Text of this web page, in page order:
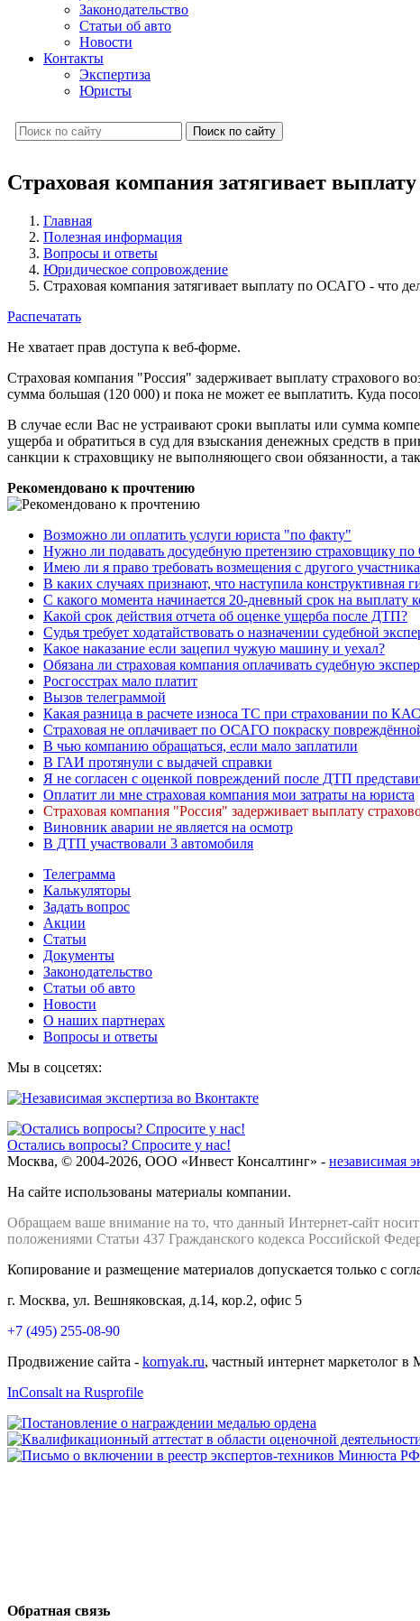
Законодательство
Статьи об авто
Новости
Контакты
Экспертиза
Юристы
Поиск по сайту
Страховая компания затягивает
Главная
Полезная информация
Вопросы и ответы
Юридическое сопровождение
Страховая компания затягивает выплату по ОСАГО - что
Распечатать
Не хватает прав доступа к веб-форме.
Страховая компания "Россия" задерживает выплату
сумма большая (120 000) и пока не может ее выплатить. Куда
В случае если Вас не устраивают сроки выплаты или сумма
ущерба и обратиться в суд для взыскания денежных средств в
санкции к страховщику не выполняющего свои обязанности, а
Рекомендовано к прочтению
Возможно ли оплатить услуги юриста "по факту"
Нужно ли подавать досудебную претензию страховщику
Имею ли я право требовать возмещения с другого
В каких случаях признают, что наступила конструктивная
С какого момента начинается 20-дневный срок на
Какой срок действия отчета об оценке ущерба после ДТП?
Судья требует ходатайствовать о назначении судебной
Какое наказание если зацепил чужую машину и уехал?
Обязана ли страховая компания оплачивать судебную
Росгосстрах мало платит
Вызов телеграммой
Какая разница в расчете износа ТС при страховании по
Страховая не оплачивает по ОСАГО покраску
В чью компанию обращаться, если мало заплатили
В ГАИ протянули с выдачей справки
Я не согласен с оценкой повреждений после ДТП
Оплатит ли мне страховая компания мои затраты на юриста
Страховая компания "Россия" задерживает выплату
Виновник аварии не является на осмотр
В ДТП участвовали 3 автомобиля
Телеграмма
Калькуляторы
Задать вопрос
Акции
Статьи
Документы
Законодательство
Статьи об авто
Новости
О наших партнерах
Вопросы и ответы
Мы в соцсетях:
Остались вопросы? Спросите у нас!
Москва, © 2004-2026, ООО «Инвест Консалтинг» - независимая
На сайте использованы материалы компании.
Обращаем ваше внимание на то, что данный Интернет-сайт
положениями Статьи 437 Гражданского кодекса Российской
Копирование и размещение материалов допускается только с
г. Москва, ул. Вешняковская, д.14, кор.2, офис 5
+7 (495) 255-08-90
Продвижение сайта - kornyak.ru, частный интернет маркетолог в
InConsalt на Rusprofile
Обратная связь